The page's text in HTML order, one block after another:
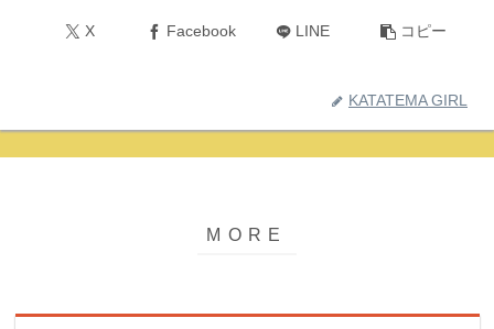
X Facebook LINE コピー
KATATEMA GIRL